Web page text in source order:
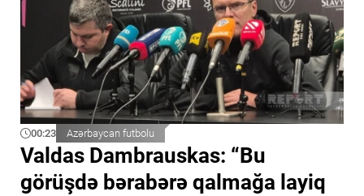
00:23 Azərbaycan futbolu
Valdas Dambrauskas: “Bu
görüşdə bərabərə qalmağa layiq